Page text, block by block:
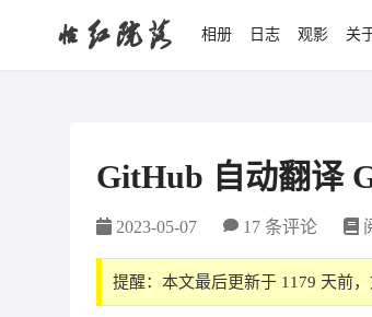
怡红院落 相册 日志 观影 关
GitHub 自动翻译
2023-05-07 17 条评论
提醒：本文最后更新于 1179 天前